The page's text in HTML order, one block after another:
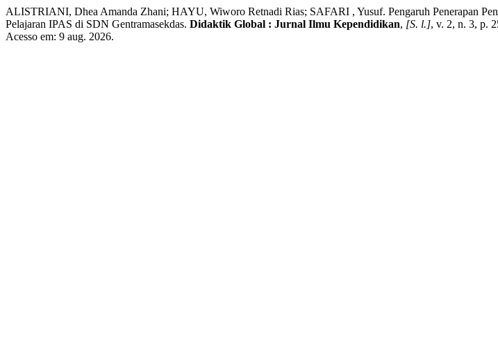
ALISTRIANI, Dhea Amanda Zhani; HAYU, Wiworo Retnadi Rias; SAFARI , Yusuf. Pengaruh Penerapan
Pelajaran IPAS di SDN Gentramasekdas. Didaktik Global : Jurnal Ilmu Kependidikan, [S. l.], v. 2, n. 3, p.
Acesso em: 9 aug. 2026.